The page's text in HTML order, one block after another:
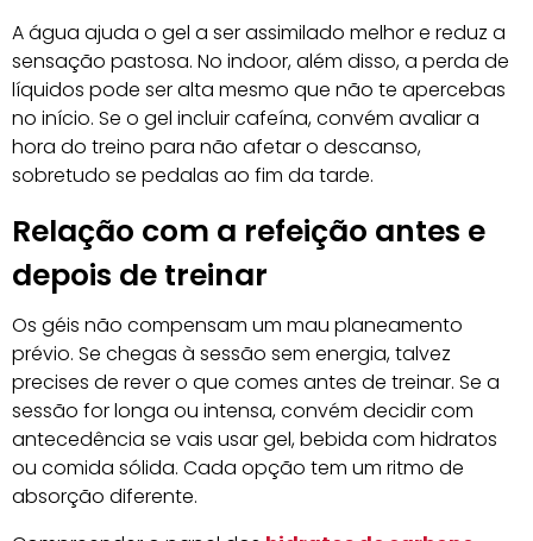
A água ajuda o gel a ser assimilado melhor e reduz a
sensação pastosa. No indoor, além disso, a perda de
líquidos pode ser alta mesmo que não te apercebas
no início. Se o gel incluir cafeína, convém avaliar a
hora do treino para não afetar o descanso,
sobretudo se pedalas ao fim da tarde.
Relação com a refeição antes e
depois de treinar
Os géis não compensam um mau planeamento
prévio. Se chegas à sessão sem energia, talvez
precises de rever o que comes antes de treinar. Se a
sessão for longa ou intensa, convém decidir com
antecedência se vais usar gel, bebida com hidratos
ou comida sólida. Cada opção tem um ritmo de
absorção diferente.